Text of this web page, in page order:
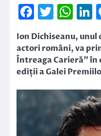
Ion Dichiseanu,
actori români, va
Întreaga Carieră” în
ediții a Galei